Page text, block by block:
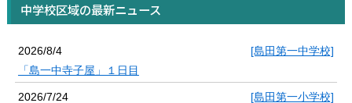
中学校区域の最新ニュース
2026/8/4
[島田第一中学校]
「島一中寺子屋」１日目
2026/7/24
[島田第一小学校]